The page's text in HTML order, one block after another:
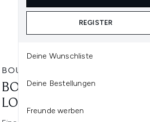
REGISTER
Deine Wunschliste
Deine Bestellungen
Freunde werben
BOUCLEME
BOUCLEME SEAL UND
LOCKENCREME 300 ML